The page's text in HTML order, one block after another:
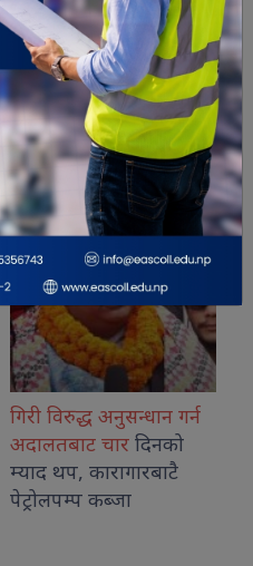
विराटनगरमा पोडवे
निर्माणको प्रारम्भिक प्रक्रिया
सुरु, डिपीआरपछि
निर्माणको बाटो खुल्यो